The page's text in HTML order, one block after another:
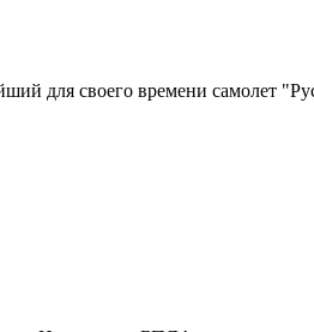
для своего времени самолет